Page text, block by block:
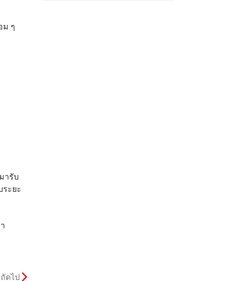
ม ๆ
ารับ
ะยะ
ดไป